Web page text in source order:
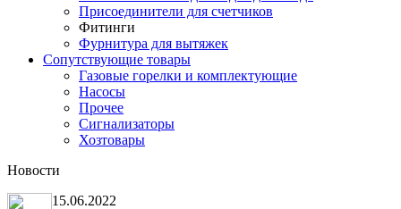
Присоединители для счетчиков
Фитинги
Фурнитура для вытяжек
Сопутствующие товары
Газовые горелки и комплектующие
Насосы
Прочее
Сигнализаторы
Хозтовары
Новости
15.06.2022